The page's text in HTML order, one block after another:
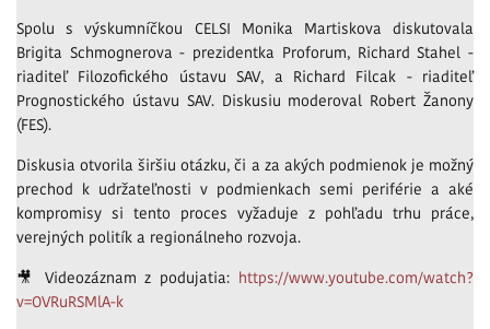
Spolu s výskumníčkou CELSI Monika Martiskova diskutovala
Brigita Schmognerova - prezidentka Proforum, Richard Stahel -
riaditeľ Filozofického ústavu SAV, a Richard Filcak - riaditeľ
Prognostického ústavu SAV. Diskusiu moderoval Robert Žanony
(FES).
Diskusia otvorila širšiu otázku, či a za akých podmienok je možný
prechod k udržateľnosti v podmienkach semi periférie a aké
kompromisy si tento proces vyžaduje z pohľadu trhu práce,
verejných politík a regionálneho rozvoja.
🎥 Videozáznam z podujatia: https://www.youtube.com/watch?
v=OVRuRSMlA-k